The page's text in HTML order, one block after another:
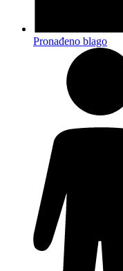
Pronađeno blago